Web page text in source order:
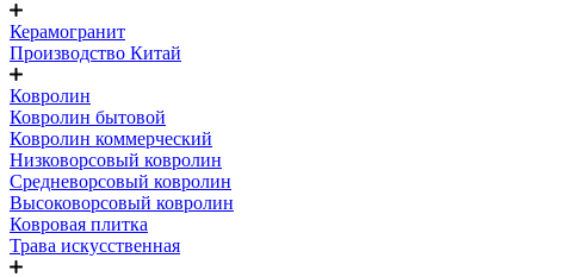
Керамогранит
Производство Китай
Ковролин
Ковролин бытовой
Ковролин коммерческий
Низковорсовый ковролин
Средневорсовый ковролин
Высоковорсовый ковролин
Ковровая плитка
Трава искусственная